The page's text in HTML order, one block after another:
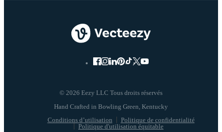
© 2026 Eezy LLC Tous droits réservés
Conditions d’utilisation
Politique de confidentialité
Politique d'utilisation équitable